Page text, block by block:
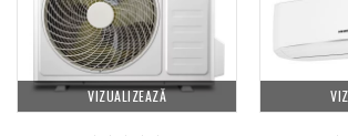
VIZUALIZEAZĂ